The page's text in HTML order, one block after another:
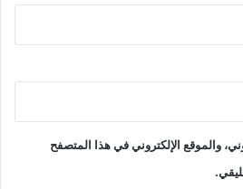
والموقع الإلكتروني في هذا المتصفح